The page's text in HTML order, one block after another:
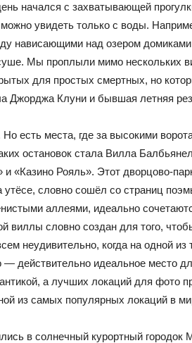
начался с захватывающей
увидеть только с воды.
нависающими над озером
Мы проплыли мимо нескольких
для простых смертных, но
Джорджа Клуни и бывшая летняя
Но есть места, где за высокими
остановок стала Вилла
«Казино Рояль». Этот дворцово-
утёсе, словно сошёл со страниц
аллеями, идеально
виллы словно создан для того,
неудивительно, когда на одной
действительно идеальное место
а лучших локаций для фото
из самых популярных локаций в
в солнечный курортный городок